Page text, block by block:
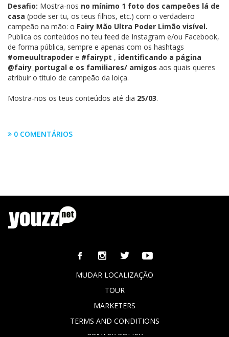
Desafio: Mostra-nos no mínimo 1 foto dos campeões lá de
casa (pode ser tu, os teus filhos, etc.) com o verdadeiro
campeão na mão: o Fairy Mão Ultra Poder Limão visível.
Publica os conteúdos no teu feed de Instagram e/ou Facebook,
de forma pública, sempre e apenas com os hashtags
#omeuultrapoder e #fairypt , identificando a página
@fairy_portugal e os familiares/ amigos aos quais queres
atribuir o título de campeão da loiça.
Mostra-nos os teus conteúdos até dia 25/03.
0 COMENTÁRIOS
MUDAR LOCALIZAÇÃO
TOUR
MARKETERS
TERMS AND CONDITIONS